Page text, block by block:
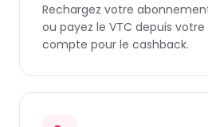
Rechargez votre
ou payez le VTC depuis
compte pour le cashback.